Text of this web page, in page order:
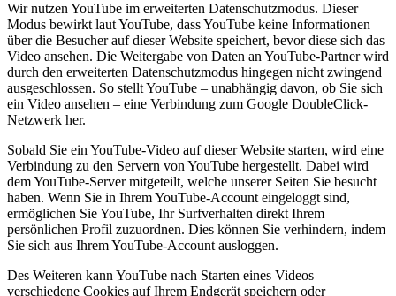
Wir nutzen YouTube im erweiterten Datenschutzmodus. Dieser
Modus bewirkt laut YouTube, dass YouTube keine Informationen
über die Besucher auf dieser Website speichert, bevor diese sich das
Video ansehen. Die Weitergabe von Daten an YouTube-Partner wird
durch den erweiterten Datenschutzmodus hingegen nicht zwingend
ausgeschlossen. So stellt YouTube – unabhängig davon, ob Sie sich
ein Video ansehen – eine Verbindung zum Google DoubleClick-
Netzwerk her.
Sobald Sie ein YouTube-Video auf dieser Website starten, wird eine
Verbindung zu den Servern von YouTube hergestellt. Dabei wird
dem YouTube-Server mitgeteilt, welche unserer Seiten Sie besucht
haben. Wenn Sie in Ihrem YouTube-Account eingeloggt sind,
ermöglichen Sie YouTube, Ihr Surfverhalten direkt Ihrem
persönlichen Profil zuzuordnen. Dies können Sie verhindern, indem
Sie sich aus Ihrem YouTube-Account ausloggen.
Des Weiteren kann YouTube nach Starten eines Videos
verschiedene Cookies auf Ihrem Endgerät speichern oder